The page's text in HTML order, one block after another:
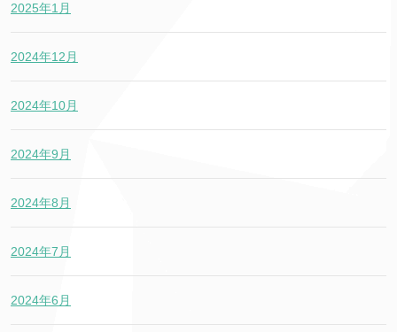
2025年1月
2024年12月
2024年10月
2024年9月
2024年8月
2024年7月
2024年6月